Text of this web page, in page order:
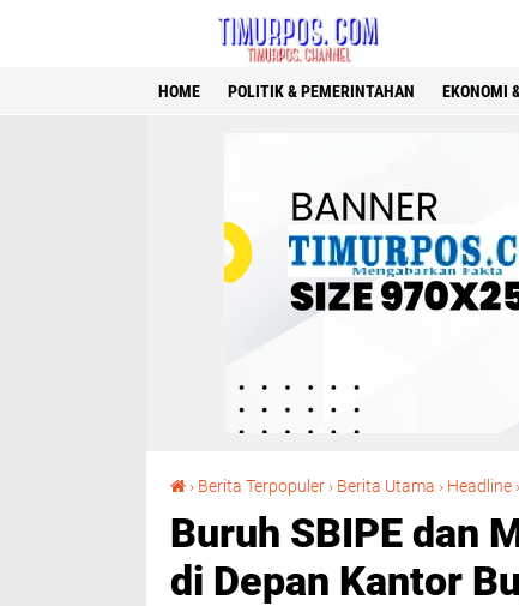
HOME POLITIK & PEMERINTAHAN EKONOMI
› Berita Terpopuler › Berita Utama › Headline ›
Buruh SBIPE dan
di Depan Kantor